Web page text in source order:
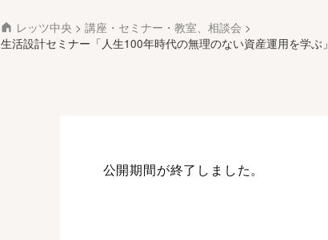
レッツ中央 >講座・セミナー・教室、相談会 >
生活設計セミナー「人生100年時代の無理のない資産運用を学ぶ」
公開期間が終了しました。